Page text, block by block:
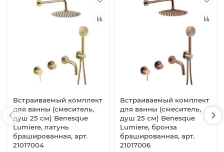
Встраиваемый комплект
для ванны (смеситель,
душ 25 см) Benesque
Lumiere, латунь
брашированная, арт.
21017004
Встраиваемый комплект
для ванны (смеситель,
душ 25 см) Benesque
Lumiere, бронза
брашированная, арт.
21017006